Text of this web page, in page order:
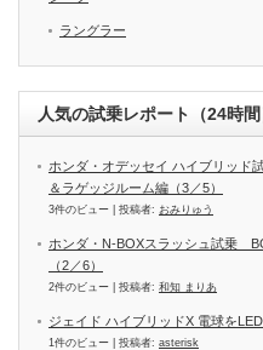
ラングラー
人気の試乗レポート（24時間
ホンダ・オデッセイ ハイブリッ
＆ラゲッジルーム編（3／5）
3件のビュー 投稿者: おみりゅう
ホンダ・N-BOXスラッシュ試乗
（2／6）
2件のビュー 投稿者: 和知 まりあ
ジェイド ハイブリッドX 電球を
1件のビュー 投稿者: asterisk